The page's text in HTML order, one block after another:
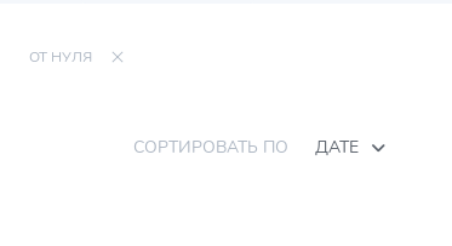
ОТ НУЛЯ
СОРТИРОВАТЬ ПО ДАТЕ